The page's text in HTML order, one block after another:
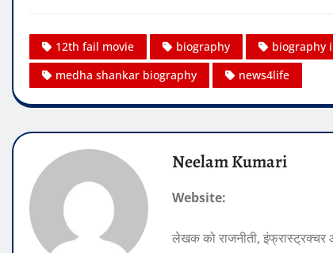
12th fail movie biography biography
medha shankar biography
news4life
Neelam Kumari
Website:
लेखक को राजनीती,